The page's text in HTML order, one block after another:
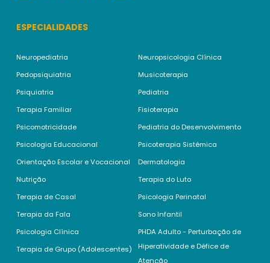
ESPECIALIDADES
Neuropediatria
Pedopsiquiatria
Psiquiatria
Terapia Familiar
Psicomotricidade
Psicologia Educacional
Orientação Escolar e Vocacional
Nutrição
Terapia de Casal
Terapia da Fala
Psicologia Clínica
Terapia de Grupo (Adolescentes)
Neuropsicologia Clínica
Musicoterapia
Pediatria
Fisioterapia
Pediatria do Desenvolvimento
Psicoterapia Sistémica
Dermatologia
Terapia do Luto
Psicologia Perinatal
Sono Infantil
PHDA Adulto - Perturbação de
Hiperatividade e Défice de
Atenção